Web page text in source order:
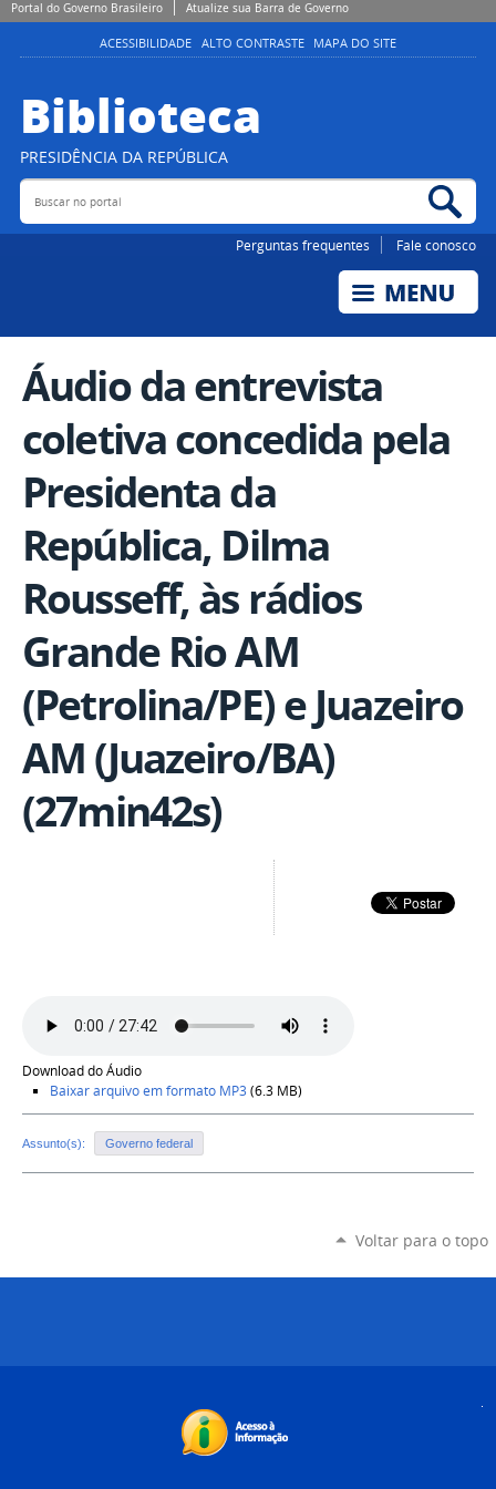
Portal do Governo Brasileiro Atualize sua Barra de Governo
ACESSIBILIDADE ALTO CONTRASTE MAPA DO SITE
Biblioteca
PRESIDÊNCIA DA REPÚBLICA
Buscar no portal
Perguntas frequentes Fale conosco
Áudio da entrevista
coletiva concedida pela
Presidenta da
República, Dilma
Rousseff, às rádios
Grande Rio AM
(Petrolina/PE) e Juazeiro
AM (Juazeiro/BA)
(27min42s)
Download do Áudio
Baixar arquivo em formatoMP3 (6.3 MB)
Assunto(s): Governo federal
Voltar para o topo